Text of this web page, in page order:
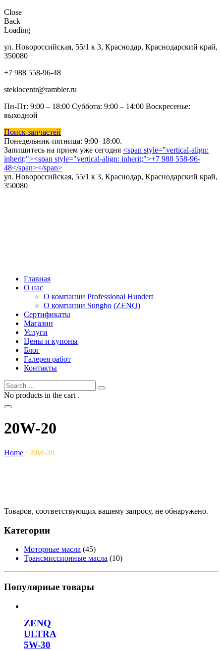
Close
Back
Loading
ул. Новороссийская, 55/1 к 3, Краснодар, Краснодарский край,
350080
+7 988 558-96-48
steklocentr@rambler.ru
Пн-Пт: 9:00 – 18:00 Суббота: 9:00 – 14:00 Воскресенье:
выходной
Поиск запчастей
Понедельник-пятница: 9:00–18:00.
Запишитесь на прием уже сегодня <span style="vertical-align:
inherit;"><span style="vertical-align: inherit;">+7 988 558-96-
48</span></span>
ул. Новороссийская, 55/1 к 3, Краснодар, Краснодарский край,
350080
Главная
О нас
О компании Professional Hundert
О компании Sungbo (ZENQ)
Сертификаты
Магазин
Услуги
Цены и купоны
Блог
Галерея работ
Контакты
No products in the cart .
20W-20
Home / 20W-20
Товаров, соответствующих вашему запросу, не обнаружено.
Категории
Моторные масла (45)
Трансмиссионные масла (10)
Популярные товары
ZENQ
ULTRA
5W-30